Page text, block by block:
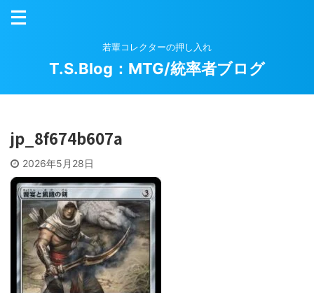
若輩コレクターの押し入れ
T.S.Blog：MTG/統率者ブログ
jp_8f674b607a
2026年5月28日